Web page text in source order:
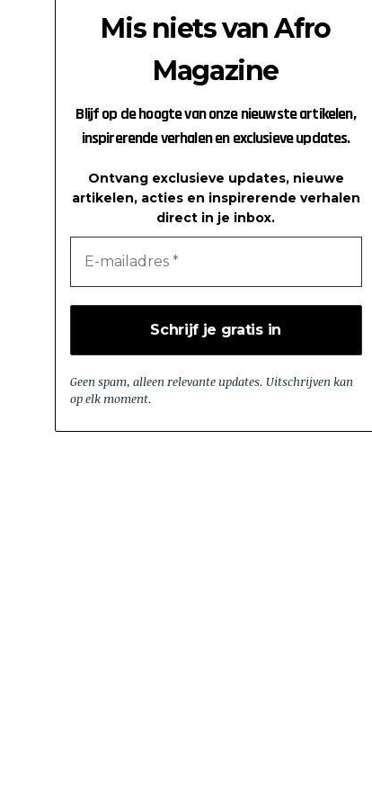
Mis niets van Afro
Magazine
Blijf op de hoogte van onze nieuwste artikelen,
inspirerende verhalen en exclusieve updates.
Ontvang exclusieve updates, nieuwe
artikelen, acties en inspirerende verhalen
direct in je inbox.
Geen spam, alleen relevante updates. Uitschrijven kan
op elk moment.